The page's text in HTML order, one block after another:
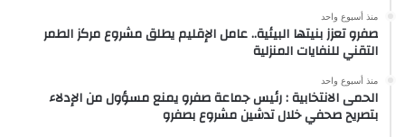
منذ أسبوع واحد
صفرو تعزز بنيتها البيئية.. عامل الإقليم يطلق مشروع مركز الطمر
التقني للنفايات المنزلية
منذ أسبوع واحد
الحمى الانتخابية : رئيس جماعة صفرو يمنع مسؤول من الإدلاء
بتصريح صحفي خلال تدشين مشروع بصفرو